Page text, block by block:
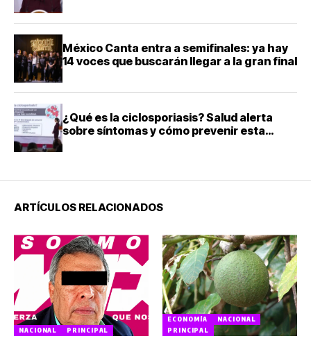
México Canta entra a semifinales: ya hay
14 voces que buscarán llegar a la gran final
¿Qué es la ciclosporiasis? Salud alerta
sobre síntomas y cómo prevenir esta
ARTÍCULOS RELACIONADOS
NACIONAL PRINCIPAL
ECONOMÍA
NACIONAL
PRINCIPAL